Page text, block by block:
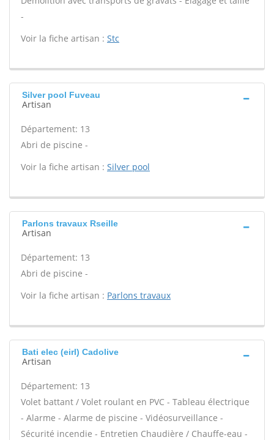
-
Voir la fiche artisan : Stc
Silver pool Fuveau
Artisan
Département: 13
Abri de piscine -
Voir la fiche artisan : Silver pool
Parlons travaux Rseille
Artisan
Département: 13
Abri de piscine -
Voir la fiche artisan : Parlons travaux
Bati elec (eirl) Cadolive
Artisan
Département: 13
Volet battant / Volet roulant en PVC - Tableau électrique
- Alarme - Alarme de piscine - Vidéosurveillance -
Sécurité incendie - Entretien Chaudière / Chauffe-eau -